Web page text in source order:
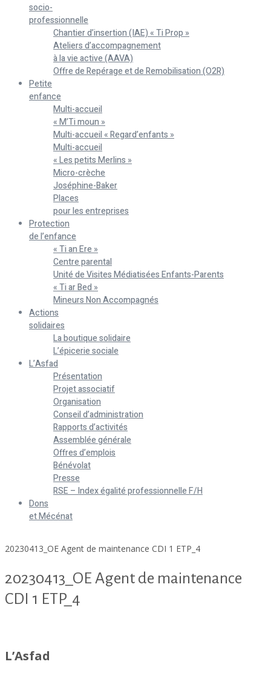
socio-
professionnelle
Chantier d’insertion (IAE) « Ti Prop »
Ateliers d’accompagnement
à la vie active (AAVA)
Offre de Repérage et de Remobilisation (O2R)
Petite
enfance
Multi-accueil
« M’Ti moun »
Multi-accueil « Regard’enfants »
Multi-accueil
« Les petits Merlins »
Micro-crèche
Joséphine-Baker
Places
pour les entreprises
Protection
de l’enfance
« Ti an Ere »
Centre parental
Unité de Visites Médiatisées Enfants-Parents
« Ti ar Bed »
Mineurs Non Accompagnés
Actions
solidaires
La boutique solidaire
L’épicerie sociale
L’Asfad
Présentation
Projet associatif
Organisation
Conseil d’administration
Rapports d’activités
Assemblée générale
Offres d’emplois
Bénévolat
Presse
RSE – Index égalité professionnelle F/H
Dons
et Mécénat
20230413_OE Agent de maintenance CDI 1 ETP_4
20230413_OE Agent de maintenance
CDI 1 ETP_4
L’Asfad